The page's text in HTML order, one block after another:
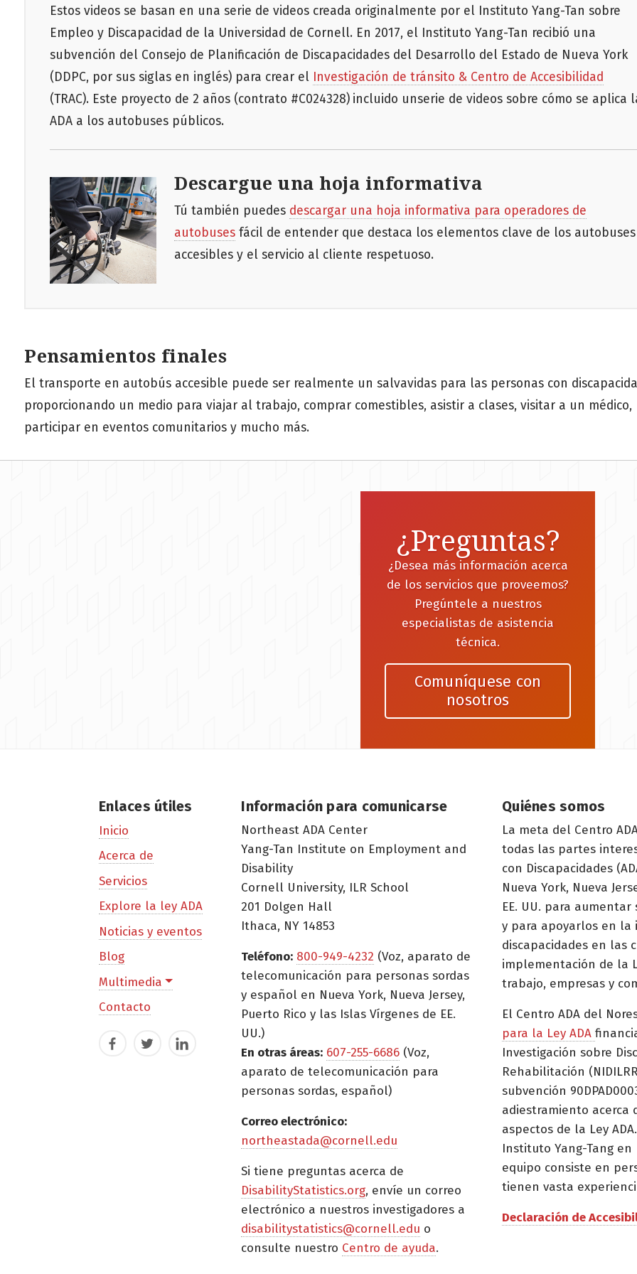
Estos videos se basan en una serie de videos creada originalmente por el Instituto Yang-Tan sobre
Empleo y Discapacidad de la Universidad de Cornell. En 2017, el Instituto Yang-Tan recibió una
subvención del Consejo de Planificación de Discapacidades del Desarrollo del Estado de Nueva York
(DDPC, por sus siglas en inglés) para crear el Investigación de tránsito & Centro de Accesibilidad
(TRAC). Este proyecto de 2 años (contrato #C024328) incluido unserie de videos sobre cómo se aplica
ADA a los autobuses públicos.
Descargue una hoja informativa
Tú también puedes descargar una hoja informativa para operadores de
autobuses fácil de entender que destaca los elementos clave de los autobuses
accesibles y el servicio al cliente respetuoso.
Pensamientos finales
El transporte en autobús accesible puede ser realmente un salvavidas para las personas con
proporcionando un medio para viajar al trabajo, comprar comestibles, asistir a clases, visitar a un médico,
participar en eventos comunitarios y mucho más.
¿Preguntas?
¿Desea más información acerca
de los servicios que proveemos?
Pregúntele a nuestros
especialistas de asistencia
técnica.
Comuníquese con
nosotros
Enlaces útiles
Inicio
Acerca de
Servicios
Explore la ley ADA
Noticias y eventos
Blog
Multimedia
Contacto
FacebookTwitterLinkedIn
Información para comunicarse
Northeast ADA Center
Yang-Tan Institute on Employment and
Disability
Cornell University, ILR School
201 Dolgen Hall
Ithaca, NY 14853
Teléfono: 800-949-4232 (Voz, aparato de
telecomunicación para personas sordas
y español en Nueva York, Nueva Jersey,
Puerto Rico y las Islas Vírgenes de EE.
UU.)
En otras áreas: 607-255-6686 (Voz,
aparato de telecomunicación para
personas sordas, español)
Correo electrónico:
northeastada@cornell.edu
Si tiene preguntas acerca de
DisabilityStatistics.org, envíe un correo
electrónico a nuestros investigadores a
disabilitystatistics@cornell.edu o
consulte nuestro Centro de ayuda.
Quiénes somos
La meta del Centro
todas las partes
con Discapacidades
Nueva York, Nueva
EE. UU. para
y para apoyarlos en la
discapacidades en las
implementación de la
trabajo, empresas y
El Centro ADA del
para la Ley ADA
Investigación sobre
Rehabilitación
subvención
adiestramiento
aspectos de la Ley
Instituto Yang-Tang
equipo consiste en
tienen vasta
Declaración de